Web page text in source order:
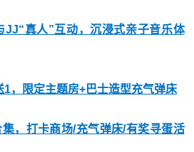
真人”互动，沉浸式亲子音乐体
，限定主题房+巴士造型充气弹床
，打卡商场/充气弹床/有奖寻蛋活